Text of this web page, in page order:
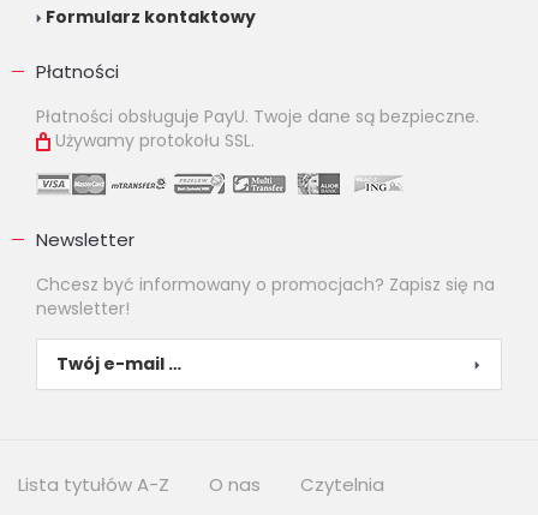
Formularz kontaktowy
Płatności
Płatności obsługuje PayU. Twoje dane są bezpieczne.
Używamy protokołu SSL.
Newsletter
Chcesz być informowany o promocjach? Zapisz się na
newsletter!
Lista tytułów A-Z O nas Czytelnia